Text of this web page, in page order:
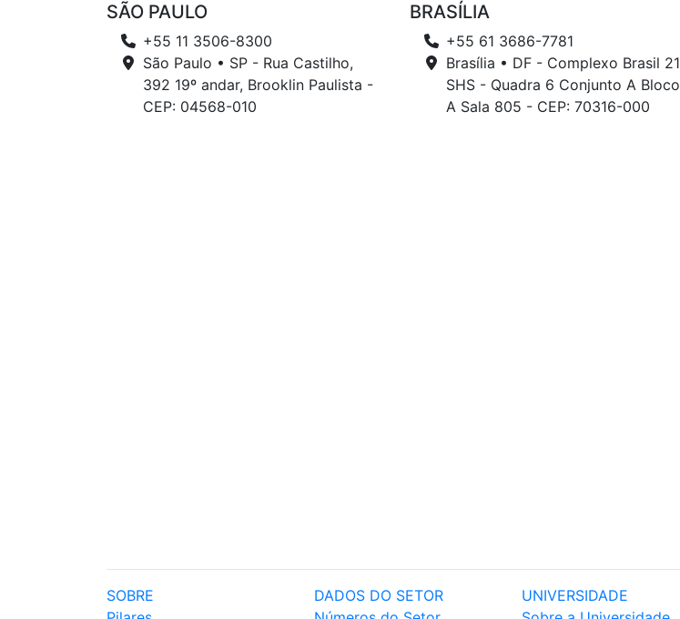
SÃO PAULO
+55 11 3506-8300
São Paulo • SP - Rua Castilho,
392 19º andar, Brooklin Paulista -
CEP: 04568-010
BRASÍLIA
+55 61 3686-7781
Brasília • DF - Complexo Brasil 21
SHS - Quadra 6 Conjunto A Bloco
A Sala 805 - CEP: 70316-000
SOBRE
DADOS DO SETOR
UNIVERSIDADE